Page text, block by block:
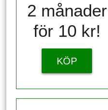
2 månader
för 10 kr!
KÖP